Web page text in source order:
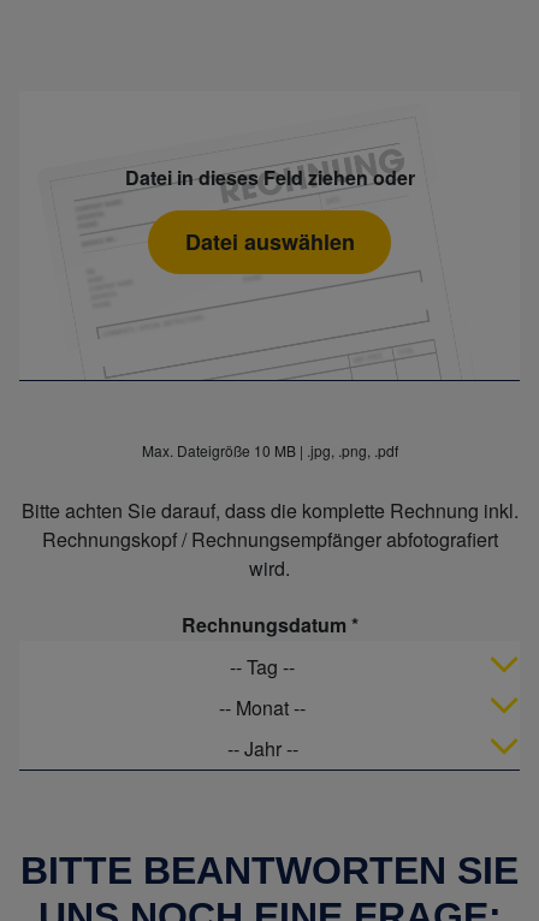
Datei in dieses Feld ziehen oder
Datei auswählen
Max. Dateigröße 10 MB | .jpg, .png, .pdf
Bitte achten Sie darauf, dass die komplette Rechnung inkl.
Rechnungskopf / Rechnungsempfänger abfotografiert
wird.
Rechnungsdatum
Jahr
-- Tag --
-- Monat --
-- Jahr --
BITTE BEANTWORTEN SIE